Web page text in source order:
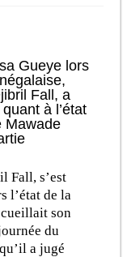
Gueye lors
Fall, a
à l’état
Mawade
Fall, s’est
l’état de la
son
du
a jugé